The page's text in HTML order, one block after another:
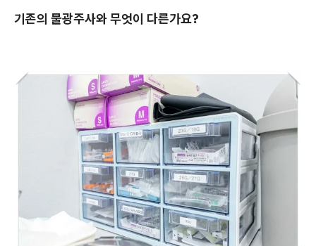
기존의 물광주사와 무엇이 다른가요?